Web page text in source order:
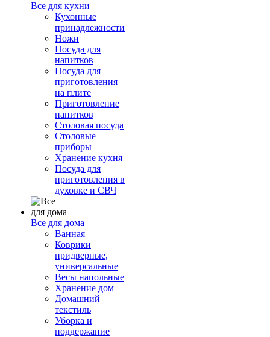
Все для кухни
Кухонные
принадлежности
Ножи
Посуда для
напитков
Посуда для
приготовления
на плите
Приготовление
напитков
Столовая посуда
Столовые
приборы
Хранение кухня
Посуда для
приготовления в
духовке и СВЧ
Все для дома
Ванная
Коврики
придверные,
универсальные
Весы напольные
Хранение дом
Домашний
текстиль
Уборка и
поддержание